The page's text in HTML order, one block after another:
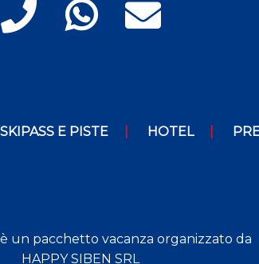
SKIPASS E PISTE HOTEL
è un pacchetto vacanza organizzato da
HAPPY SIBEN SRL